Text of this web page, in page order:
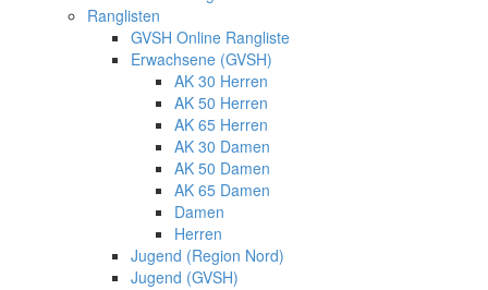
Ranglisten
GVSH Online Rangliste
Erwachsene (GVSH)
AK 30 Herren
AK 50 Herren
AK 65 Herren
AK 30 Damen
AK 50 Damen
AK 65 Damen
Damen
Herren
Jugend (Region Nord)
Jugend (GVSH)